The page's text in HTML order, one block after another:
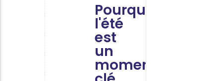
Pourquoi
l'été
est
un
moment